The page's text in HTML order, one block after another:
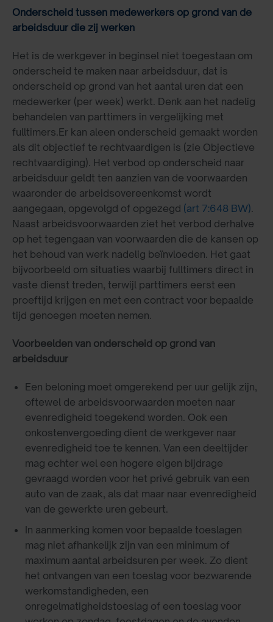
Onderscheid tussen medewerkers op grond van de
arbeidsduur die zij werken
Het is de werkgever in beginsel niet toegestaan om
onderscheid te maken naar arbeidsduur, dat is
onderscheid op grond van het aantal uren dat een
medewerker (per week) werkt. Denk aan het nadelig
behandelen van parttimers in vergelijking met
fulltimers.Er kan aleen onderscheid gemaakt worden
als dit objectief te rechtvaardigen is (zie Objectieve
rechtvaardiging). Het verbod op onderscheid naar
arbeidsduur geldt ten aanzien van de voorwaarden
waaronder de arbeidsovereenkomst wordt
aangegaan, opgevolgd of opgezegd (art 7:648 BW).
Naast arbeidsvoorwaarden ziet het verbod derhalve
op het tegengaan van voorwaarden die de kansen op
het behoud van werk nadelig beïnvloeden. Het gaat
bijvoorbeeld om situaties waarbij fulltimers direct in
vaste dienst treden, terwijl parttimers eerst een
proeftijd krijgen en met een contract voor bepaalde
tijd genoegen moeten nemen.
Voorbeelden van onderscheid op grond van
arbeidsduur
Een beloning moet omgerekend per uur gelijk zijn,
oftewel de arbeidsvoorwaarden moeten naar
evenredigheid toegekend worden. Ook een
onkostenvergoeding dient de werkgever naar
evenredigheid toe te kennen. Van een deeltijder
mag echter wel een hogere eigen bijdrage
gevraagd worden voor het privé gebruik van een
auto van de zaak, als dat maar naar evenredigheid
van de gewerkte uren gebeurt.
In aanmerking komen voor bepaalde toeslagen
mag niet afhankelijk zijn van een minimum of
maximum aantal arbeidsuren per week. Zo dient
het ontvangen van een toeslag voor bezwarende
werkomstandigheden, een
onregelmatigheidstoeslag of een toeslag voor